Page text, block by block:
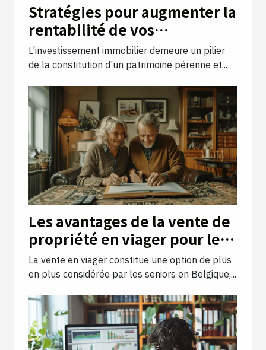
Stratégies pour augmenter la
rentabilité de vos
investissements immobiliers
L'investissement immobilier demeure un pilier
de la constitution d'un patrimoine pérenne et...
Les avantages de la vente de
propriété en viager pour les
seniors en Belgique
La vente en viager constitue une option de plus
en plus considérée par les seniors en Belgique,...